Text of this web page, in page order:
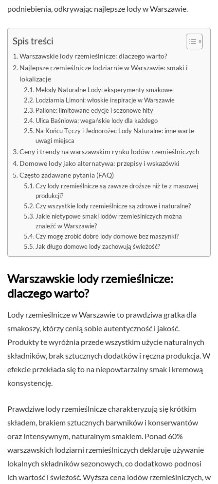
podniebienia, odkrywając najlepsze lody w Warszawie.
Spis treści
Warszawskie lody rzemieślnicze: dlaczego warto?
Najlepsze rzemieślnicze lodziarnie w Warszawie: smaki i
lokalizacje
Melody Naturalne Lody: eksperymenty smakowe
Lodziarnia Limoni: włoskie inspiracje w Warszawie
Pallone: limitowane edycje i sezonowe hity
Ulica Baśniowa: wegańskie lody dla każdego
Na Końcu Tęczy i Jednorożec Lody Naturalne: inne warte
uwagi miejsca
Ceny i trendy na warszawskim rynku lodów rzemieślniczych
Domowe lody jako alternatywa: przepisy i wskazówki
Często zadawane pytania (FAQ)
Czy lody rzemieślnicze są zawsze droższe niż te z masowej
produkcji?
Czy wszystkie lody rzemieślnicze są zdrowe i naturalne?
Jakie nietypowe smaki lodów rzemieślniczych można
znaleźć w Warszawie?
Czy mogę zrobić dobre lody domowe bez maszynki?
Jak długo domowe lody zachowują świeżość?
Warszawskie lody rzemieślnicze:
dlaczego warto?
Lody rzemieślnicze w Warszawie to prawdziwa gratka dla
smakoszy, którzy cenią sobie autentyczność i jakość.
Produkty te wyróżnia przede wszystkim użycie naturalnych
składników, brak sztucznych dodatków i ręczna produkcja. W
efekcie przekłada się to na niepowtarzalny smak i kremową
konsystencję.
Prawdziwe lody rzemieślnicze charakteryzują się krótkim
składem, brakiem sztucznych barwników i konserwantów
oraz intensywnym, naturalnym smakiem. Ponad 60%
warszawskich lodziarni rzemieślniczych deklaruje używanie
lokalnych składników sezonowych, co dodatkowo podnosi
ich wartość i świeżość. Wyższa cena lodów rzemieślniczych, w